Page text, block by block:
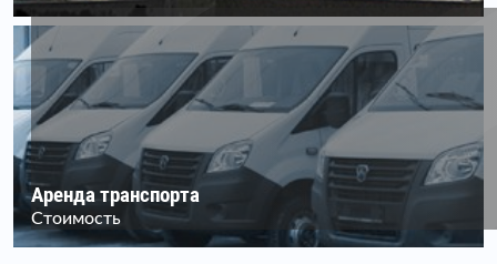
Аренда транспорта
Стоимость